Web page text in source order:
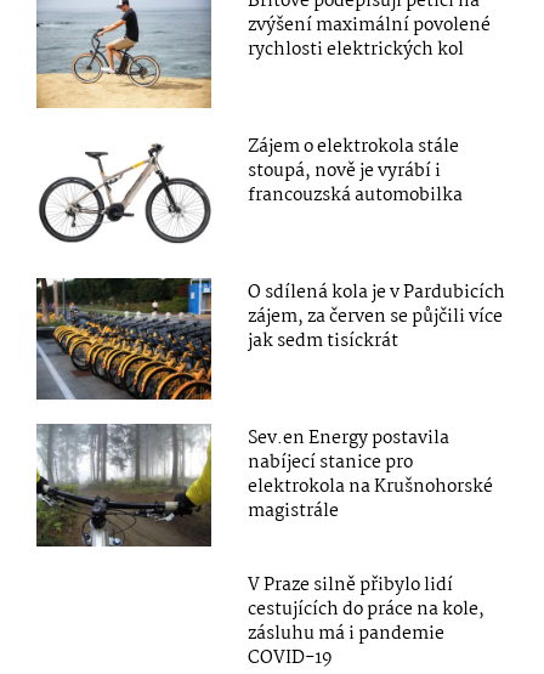
zvýšení maximální povolené
rychlosti elektrických kol
Zájem o elektrokola stále
stoupá, nově je vyrábí i
francouzská automobilka
O sdílená kola je v Pardubicích
zájem, za červen se půjčili více
jak sedm tisíckrát
Sev.en Energy postavila
nabíjecí stanice pro
elektrokola na Krušnohorské
magistrále
V Praze silně přibylo lidí
cestujících do práce na kole,
zásluhu má i pandemie
COVID-19